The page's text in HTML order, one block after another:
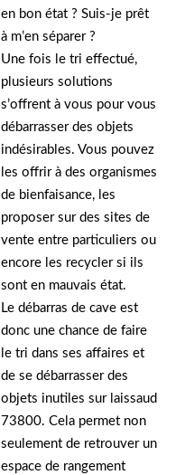
en bon état ? Suis-je prêt
à m’en séparer ?
Une fois le tri effectué,
plusieurs solutions
s’offrent à vous pour vous
débarrasser des objets
indésirables. Vous pouvez
les offrir à des organismes
de bienfaisance, les
proposer sur des sites de
vente entre particuliers ou
encore les recycler si ils
sont en mauvais état.
Le débarras de cave est
donc une chance de faire
le tri dans ses affaires et
de se débarrasser des
objets inutiles sur laissaud
73800. Cela permet non
seulement de retrouver un
espace de rangement